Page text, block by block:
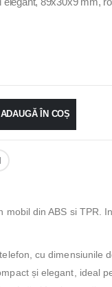
elegant, 89x30x9 mm,
ADAUGĂ ÎN COȘ
mobil din ABS si TPR.
cu dimensiunile
și elegant, ideal